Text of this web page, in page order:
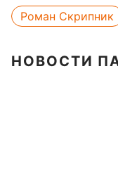
Роман Скрипник
НОВОСТИ